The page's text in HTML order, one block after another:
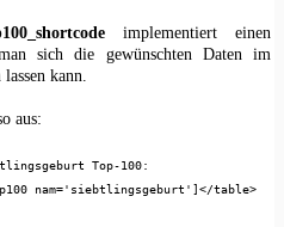
implementiert einen
sich die gewünschten Daten im
kann.
aus:
Top-100:
nam='siebtlingsgeburt']</table>